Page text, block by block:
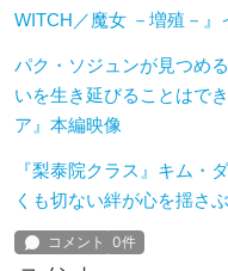
WITCH／魔女 －増殖－』
パク・ソジュンが見つめ
いを生き延びることはで
ア』本編映像
『梨泰院クラス』キム・
くも切ない絆が心を揺さ